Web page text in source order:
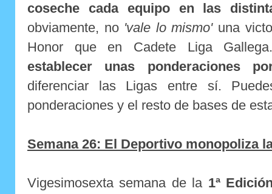
coseche cada equipo en las
obviamente, no 'vale lo mismo'una
Honor que en Cadete Liga
establecer unas ponderaciones
diferenciar las Ligas entre sí.
ponderaciones y el resto de bases de
Semana 26: El Deportivo monopoliza
Vigesimosexta semana de la 1ª